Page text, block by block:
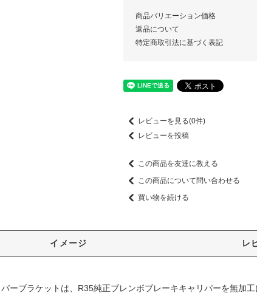
商品バリエーション価格
返品について
特定商取引法に基づく表記
レビューを見る(0件)
レビューを投稿
この商品を友達に教える
この商品について問い合わせる
買い物を続ける
イメージ レ
ーブラケットは、R35純正ブレンボブレーキキャリパーを無加